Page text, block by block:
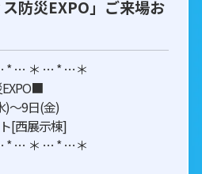
防災EXPO」ご来場お
* … ＊ … * …＊
)～9日(金)
[西展示棟]
* … ＊ … * …＊